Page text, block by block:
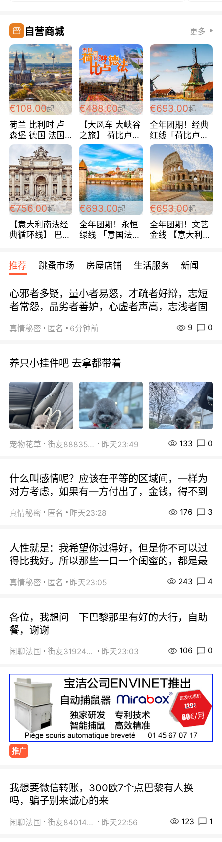
自营商城 更多
€108.00起
荷兰 比利时 卢
森堡 德国 法国
超爽玩遍西欧 循
环线 全程四星宾
馆 108欧/人/天
€488.00起
【大风车 大峡谷
之旅】 荷比卢德
法 巴黎上下 经
典五国四日游
488欧/人
€693.00起
全年团期！经典
红线「荷比卢德
法」七天循环 五
国 仅售99欧/人/
天！巴黎上下！
包拼房~
€756.00起
【意大利南法经
典循环线】 巴黎
宾馆 108欧/天起
全程756欧/位
€693.00起
全年团期！永恒
绿线 「意国法
欧/天起 ~包拼房
€693.00起
全年团期！文艺
金线 【意大利一
每周铁发！
推荐 跳蚤市场 房屋店铺 生活服务 新闻
心邪者多疑，量小者易怒，才疏者好辩，志短
者常怨，品劣者善妒，心虚者声高，志浅者固
真情秘密 匿名 6分钟前 9 0
养只小挂件吧 去拿都带着
宠物花草 街友88835518 昨天23:49 133 0
什么叫感情呢？应该在平等的区域间，一样为
对方考虑，如果有一方付出了，金钱，得不到
真情秘密 匿名 昨天23:28 176 3
人性就是：我希望你过得好，但是你不可以过
得比我好。所以那些一口一个闺蜜的，都是最
真情秘密 匿名 昨天23:05 243 4
各位，我想问一下巴黎那里有好的大行，自助
餐，谢谢
闲聊法国 街友31924072 昨天23:03 106 0
推广
我想要微信转账，300欧7个点巴黎有人换
吗，骗子别来诚心的来
闲聊法国 街友84014588 昨天22:56 123 1